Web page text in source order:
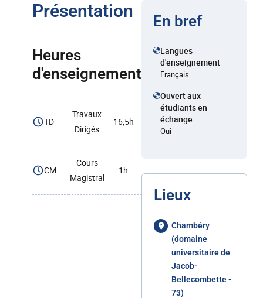
Présentation
Heures
d'enseignement
TD
Travaux
Dirigés
16,5h
CM
Cours
Magistral
1h
En bref
Langues
d'enseignement
Français
Ouvert aux
étudiants en
échange
Oui
Lieux
Chambéry
(domaine
universitaire de
Jacob-
Bellecombette -
73)